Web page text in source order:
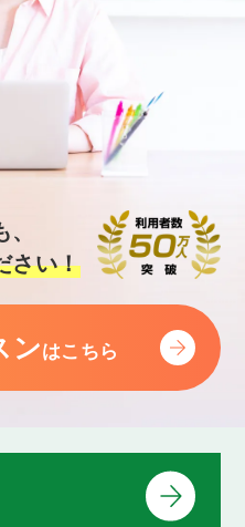
さい！
ンはこちら